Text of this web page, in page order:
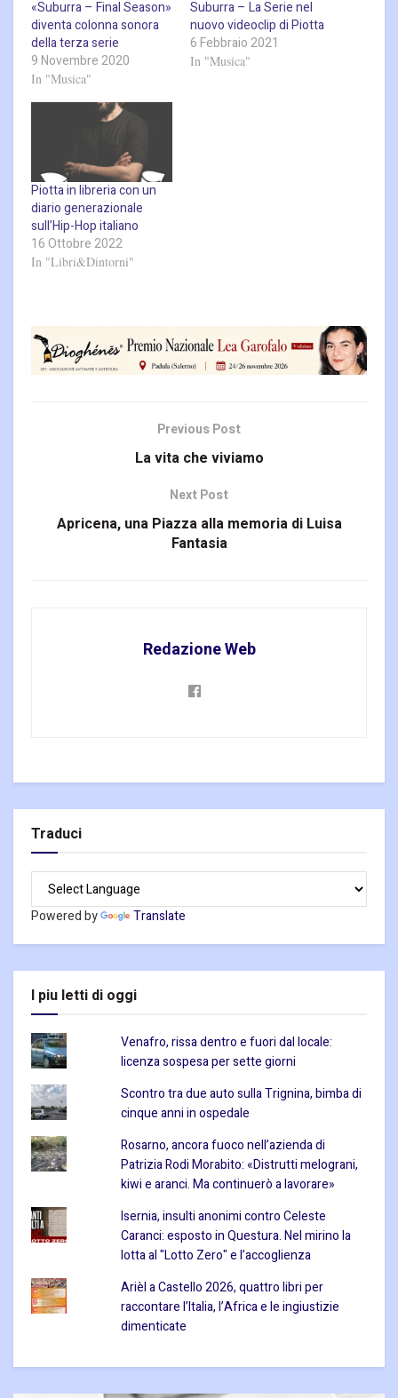
«Suburra – Final Season»
diventa colonna sonora
della terza serie
9 Novembre 2020
In "Musica"
Suburra – La Serie nel
nuovo videoclip di Piotta
6 Febbraio 2021
In "Musica"
Piotta in libreria con un
diario generazionale
sull’Hip-Hop italiano
16 Ottobre 2022
In "Libri&Dintorni"
Previous Post
La vita che viviamo
Next Post
Apricena, una Piazza alla memoria di Luisa
Fantasia
Redazione Web
Traduci
Powered by Translate
I piu letti di oggi
Venafro, rissa dentro e fuori dal locale:
licenza sospesa per sette giorni
Scontro tra due auto sulla Trignina, bimba di
cinque anni in ospedale
Rosarno, ancora fuoco nell’azienda di
Patrizia Rodi Morabito: «Distrutti melograni,
kiwi e aranci. Ma continuerò a lavorare»
Isernia, insulti anonimi contro Celeste
Caranci: esposto in Questura. Nel mirino la
lotta al "Lotto Zero" e l’accoglienza
Arièl a Castello 2026, quattro libri per
raccontare l’Italia, l’Africa e le ingiustizie
dimenticate